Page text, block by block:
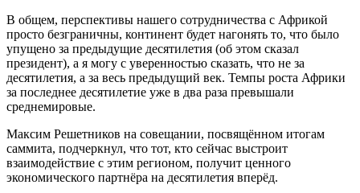
В общем, перспективы нашего сотрудничества с Африкой
просто безграничны, континент будет нагонять то, что было
упущено за предыдущие десятилетия (об этом сказал
президент), а я могу с уверенностью сказать, что не за
десятилетия, а за весь предыдущий век. Темпы роста Африки
за последнее десятилетие уже в два раза превышали
среднемировые.
Максим Решетников на совещании, посвящённом итогам
саммита, подчеркнул, что тот, кто сейчас выстроит
взаимодействие с этим регионом, получит ценного
экономического партнёра на десятилетия вперёд.